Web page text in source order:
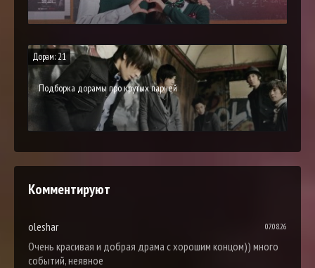
Дорам: 21
Подборка дорамы про крутых парней
Комментируют
oleshar 07.08.26
Очень красивая и добрая драма с хорошим концом)) много
событий, неявное